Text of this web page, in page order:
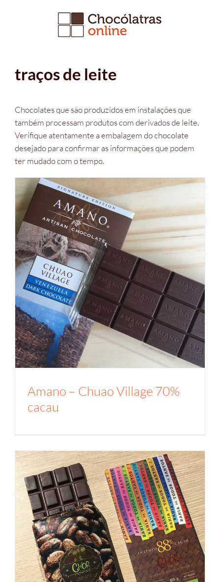
traços de leite
Chocolates que são produzidos em instalações que
também processam produtos com derivados de leite.
Verifique atentamente a embalagem do chocolate
desejado para confirmar as informações que podem
ter mudado com o tempo.
Amano – Chuao Village 70%
cacau